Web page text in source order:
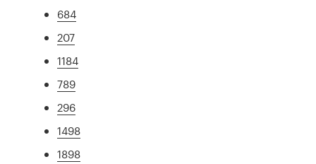
684
207
1184
789
296
1498
1898